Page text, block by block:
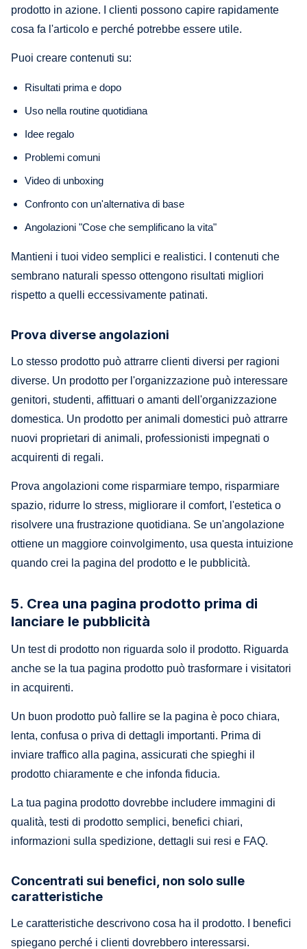
prodotto in azione. I clienti possono capire rapidamente
cosa fa l'articolo e perché potrebbe essere utile.
Puoi creare contenuti su:
Risultati prima e dopo
Uso nella routine quotidiana
Idee regalo
Problemi comuni
Video di unboxing
Confronto con un'alternativa di base
Angolazioni "Cose che semplificano la vita"
Mantieni i tuoi video semplici e realistici. I contenuti che
sembrano naturali spesso ottengono risultati migliori
rispetto a quelli eccessivamente patinati.
Prova diverse angolazioni
Lo stesso prodotto può attrarre clienti diversi per ragioni
diverse. Un prodotto per l'organizzazione può interessare
genitori, studenti, affittuari o amanti dell'organizzazione
domestica. Un prodotto per animali domestici può attrarre
nuovi proprietari di animali, professionisti impegnati o
acquirenti di regali.
Prova angolazioni come risparmiare tempo, risparmiare
spazio, ridurre lo stress, migliorare il comfort, l'estetica o
risolvere una frustrazione quotidiana. Se un'angolazione
ottiene un maggiore coinvolgimento, usa questa intuizione
quando crei la pagina del prodotto e le pubblicità.
5. Crea una pagina prodotto prima di
lanciare le pubblicità
Un test di prodotto non riguarda solo il prodotto. Riguarda
anche se la tua pagina prodotto può trasformare i visitatori
in acquirenti.
Un buon prodotto può fallire se la pagina è poco chiara,
lenta, confusa o priva di dettagli importanti. Prima di
inviare traffico alla pagina, assicurati che spieghi il
prodotto chiaramente e che infonda fiducia.
La tua pagina prodotto dovrebbe includere immagini di
qualità, testi di prodotto semplici, benefici chiari,
informazioni sulla spedizione, dettagli sui resi e FAQ.
Concentrati sui benefici, non solo sulle
caratteristiche
Le caratteristiche descrivono cosa ha il prodotto. I benefici
spiegano perché i clienti dovrebbero interessarsi.